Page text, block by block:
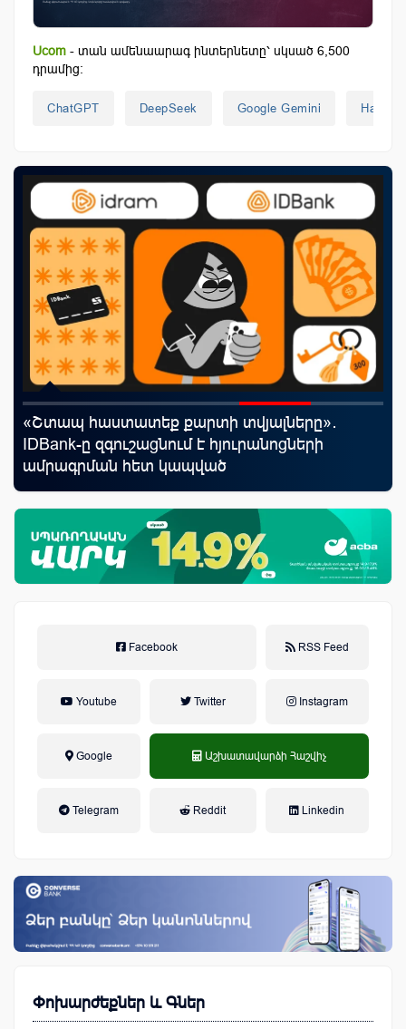
Ucom - տան ամենաարագ ինտերնետը՝ սկսած 6,500
դրամից:
ChatGPT DeepSeek Google Gemini Hang
«Շտապ հաստատեք քարտի տվյալները»․
IDBank-ը զգուշացնում է հյուրանոցների
ամրագրման հետ կապված
զեղծարարությունների մասին
Facebook RSS Feed
Youtube Twitter Instagram
Google Աշխատավարձի Հաշվիչ
Telegram Reddit Linkedin
Փոխարժեքներ և Գներ